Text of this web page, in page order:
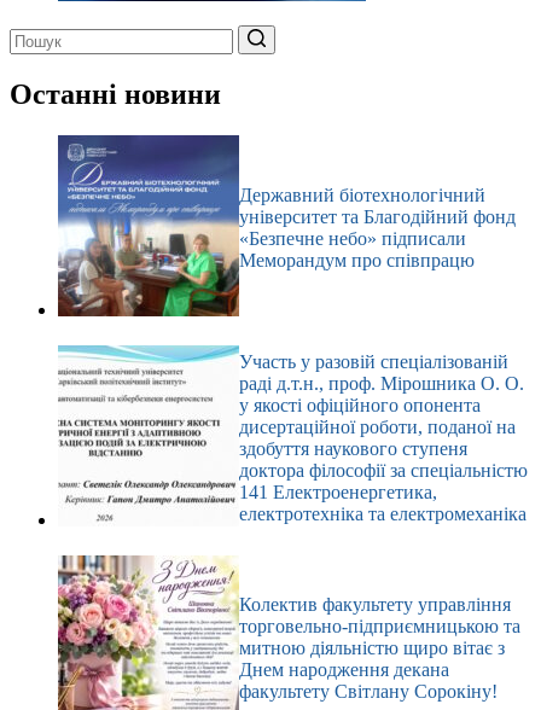
результатів
Останні новини
Державний біотехнологічний
університет та Благодійний фонд
«Безпечне небо» підписали
Меморандум про співпрацю
Участь у разовій спеціалізованій
раді д.т.н., проф. Мірошника О. О.
у якості офіційного опонента
дисертаційної роботи, поданої на
здобуття наукового ступеня
доктора філософії за спеціальністю
141 Електроенергетика,
електротехніка та електромеханіка
Колектив факультету управління
торговельно-підприємницькою та
митною діяльністю щиро вітає з
Днем народження декана
факультету Світлану Сорокіну!